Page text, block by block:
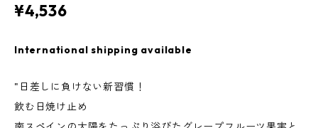
¥4,536
International shipping available
"日差しに負けない新習慣！
飲む日焼け止め